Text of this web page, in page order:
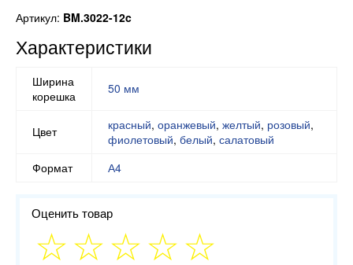
Артикул: BM.3022-12c
Характеристики
Ширина
корешка
50 мм
Цвет красный, оранжевый, желтый, розовый,
фиолетовый, белый, салатовый
Формат
А4
Оценить товар